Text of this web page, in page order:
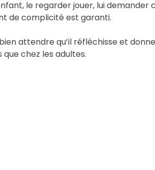
le regarder jouer, lui demander
de complicité est garanti.
attendre qu’il réfléchisse et donne
chez les adultes.